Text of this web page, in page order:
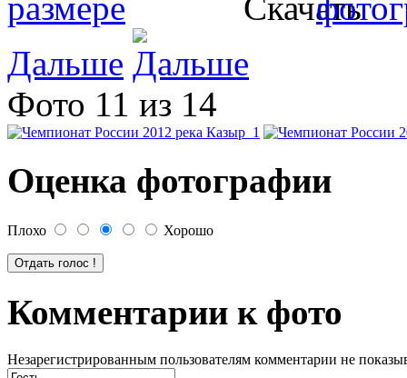
Дальше
Фото 11 из 14
Оценка фотографии
Плохо Хорошо
Комментарии к фото
Незарегистрированным пользователям комментарии не